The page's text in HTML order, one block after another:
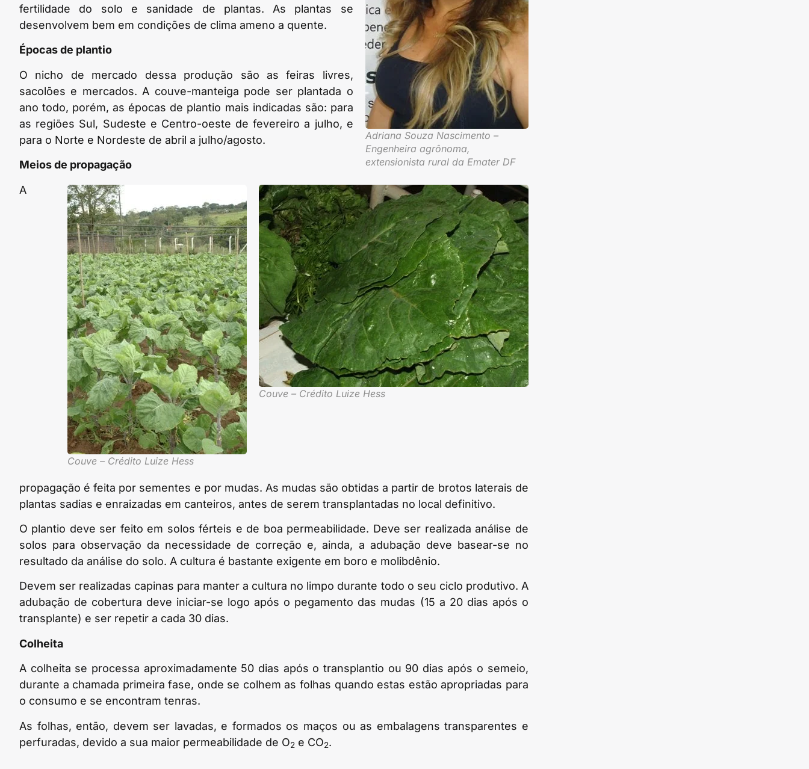
Adriana Souza Nascimento –
Engenheira agrônoma,
extensionista rural da Emater DF
fertilidade do solo e sanidade de plantas. As plantas se
desenvolvem bem em condições de clima ameno a quente.
Épocas de plantio
O nicho de mercado dessa produção são as feiras livres,
sacolões e mercados. A couve-manteiga pode ser plantada o
ano todo, porém, as épocas de plantio mais indicadas são: para
as regiões Sul, Sudeste e Centro-oeste de fevereiro a julho, e
para o Norte e Nordeste de abril a julho/agosto.
Meios de propagação
Couve – Crédito Luize Hess
Couve – Crédito Luize Hess
A
propagação é feita por sementes e por mudas. As mudas são obtidas a partir de brotos laterais de
plantas sadias e enraizadas em canteiros, antes de serem transplantadas no local definitivo.
O plantio deve ser feito em solos férteis e de boa permeabilidade. Deve ser realizada análise de
solos para observação da necessidade de correção e, ainda, a adubação deve basear-se no
resultado da análise do solo. A cultura é bastante exigente em boro e molibdênio.
Devem ser realizadas capinas para manter a cultura no limpo durante todo o seu ciclo produtivo. A
adubação de cobertura deve iniciar-se logo após o pegamento das mudas (15 a 20 dias após o
transplante) e ser repetir a cada 30 dias.
Colheita
A colheita se processa aproximadamente 50 dias após o transplantio ou 90 dias após o semeio,
durante a chamada primeira fase, onde se colhem as folhas quando estas estão apropriadas para
o consumo e se encontram tenras.
As folhas, então, devem ser lavadas, e formados os maços ou as embalagens transparentes e
perfuradas, devido a sua maior permeabilidade de O2 e CO2.